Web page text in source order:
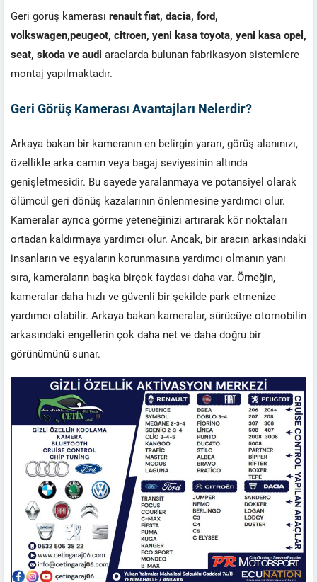
Geri görüş kamerası renault fiat, dacia, ford,
volkswagen,peugeot, citroen, yeni kasa toyota, yeni kasa opel,
seat, skoda ve audi araclarda bulunan fabrikasyon sistemlere
montaj yapılmaktadır.
Geri Görüş Kamerası Avantajları Nelerdir?
Arkaya bakan bir kameranın en belirgin yararı, görüş alanınızı,
özellikle arka camın veya bagaj seviyesinin altında
genişletmesidir. Bu sayede yaralanmaya ve potansiyel olarak
ölümcül geri dönüş kazalarının önlenmesine yardımcı olur.
Kameralar ayrıca görme yeteneğinizi artırarak kör noktaları
ortadan kaldırmaya yardımcı olur. Ancak, bir aracın arkasındaki
insanların ve eşyaların korunmasına yardımcı olmanın yanı
sıra, kameraların başka birçok faydası daha var. Örneğin,
kameralar daha hızlı ve güvenli bir şekilde park etmenize
yardımcı olabilir. Arkaya bakan kameralar, sürücüye otomobilin
arkasındaki engellerin çok daha net ve daha doğru bir
görünümünü sunar.